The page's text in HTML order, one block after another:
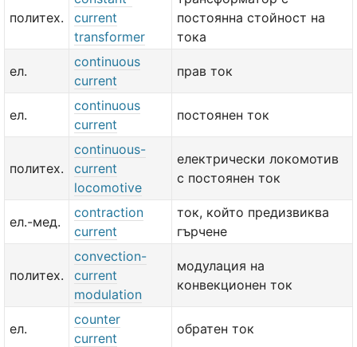
политех.
current
transformer
постоянна стойност на
тока
ел.
continuous
current
прав ток
ел.
continuous
current
постоянен ток
политех.
continuous-
current
locomotive
електрически локомотив
с постоянен ток
ел.-мед.
contraction
current
ток, който предизвиква
гърчене
политех.
convection-
current
modulation
модулация на
конвекционен ток
ел.
counter
current
обратен ток